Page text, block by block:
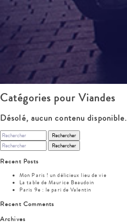
Catégories pour Viandes
Désolé, aucun contenu disponible.
Rechercher
Rechercher
Recent Posts
Mon Paris ! un délicieux lieu de vie
La table de Maurice Beaudoin
Paris 9e : le pari de Valentin
Recent Comments
Archives